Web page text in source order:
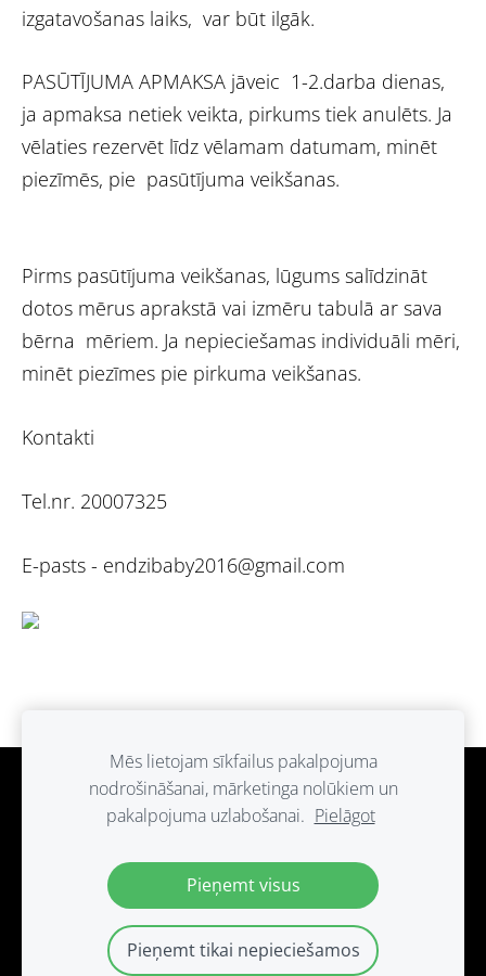
izgatavošanas laiks, var būt ilgāk.
PASŪTĪJUMA APMAKSA jāveic 1-2.darba dienas,
ja apmaksa netiek veikta, pirkums tiek anulēts. Ja
vēlaties rezervēt līdz vēlamam datumam, minēt
piezīmēs, pie pasūtījuma veikšanas.
Pirms pasūtījuma veikšanas, lūgums salīdzināt
dotos mērus aprakstā vai izmēru tabulā ar sava
bērna mēriem. Ja nepieciešamas individuāli mēri,
minēt piezīmes pie pirkuma veikšanas.
Kontakti
Tel.nr. 20007325
E-pasts - endzibaby2016@gmail.com
Sīkdatnes
Paldies ka atbalsti ražots Latvijā.
Mēs lietojam sīkfailus pakalpojuma
nodrošināšanai, mārketinga nolūkiem un
pakalpojuma uzlabošanai. Pielāgot
Pieņemt visus
Pieņemt tikai nepieciešamos